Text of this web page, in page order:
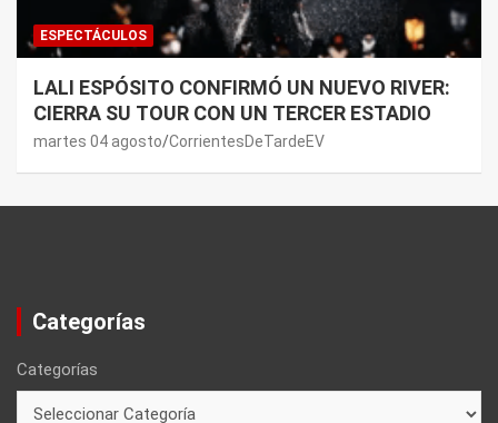
ESPECTÁCULOS
LALI ESPÓSITO CONFIRMÓ UN NUEVO RIVER:
CIERRA SU TOUR CON UN TERCER ESTADIO
martes 04 agosto CorrientesDeTardeEV
Categorías
Categorías